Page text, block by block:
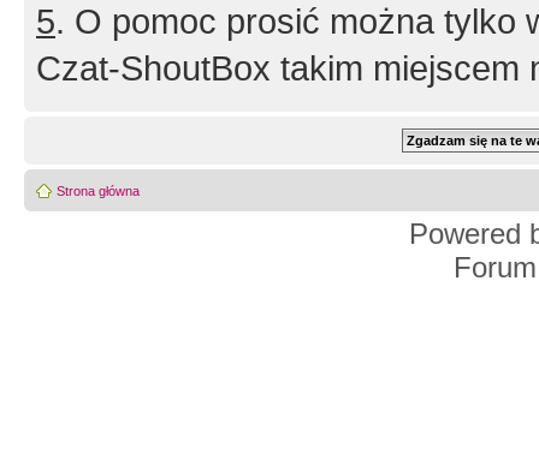
5. O pomoc prosić można tylko
Czat-ShoutBox takim miejscem
Strona główna
Powered